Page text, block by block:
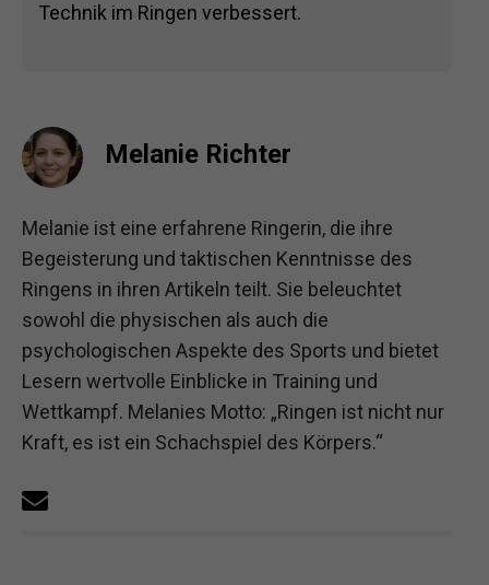
Technik im Ringen verbessert.
Melanie Richter
Melanie ist eine erfahrene Ringerin, die ihre
Begeisterung und taktischen Kenntnisse des
Ringens in ihren Artikeln teilt. Sie beleuchtet
sowohl die physischen als auch die
psychologischen Aspekte des Sports und bietet
Lesern wertvolle Einblicke in Training und
Wettkampf. Melanies Motto: „Ringen ist nicht nur
Kraft, es ist ein Schachspiel des Körpers.“